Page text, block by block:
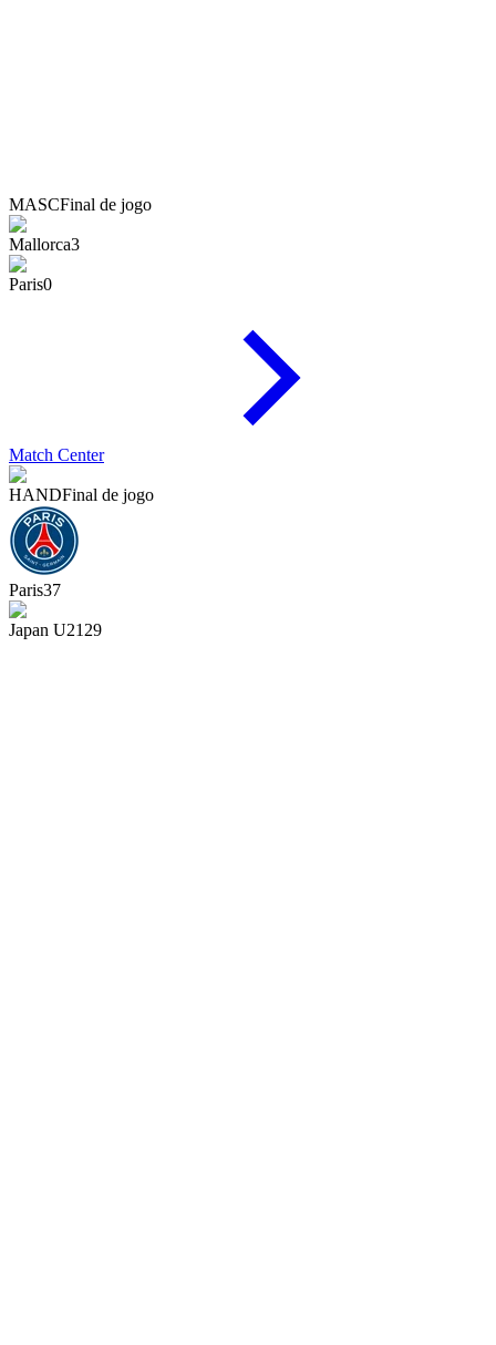
MASCFinal de jogo
Mallorca3
Paris0
Match Center
HANDFinal de jogo
Paris37
Japan U21 29